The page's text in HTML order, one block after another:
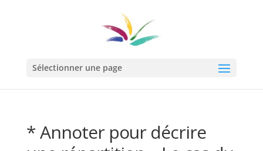
Sélectionner une page
* Annoter pour décrire